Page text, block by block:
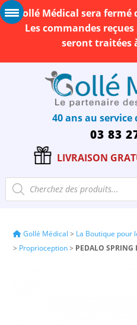
Gollé Médical sera fermé
Les commandes
seront traitées
40 ans au
03 83
LIVRAISON
Recherche
de
produits
Gollé Médical > La Boutique pour
> Proprioception> PEDALO SPRING